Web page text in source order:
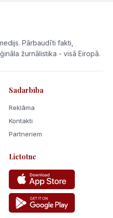
Pārbaudīti fakti,
žurnālistika - visā Eiropā.
Sadarbība
Reklāma
Kontakti
Partneriem
Lietotne